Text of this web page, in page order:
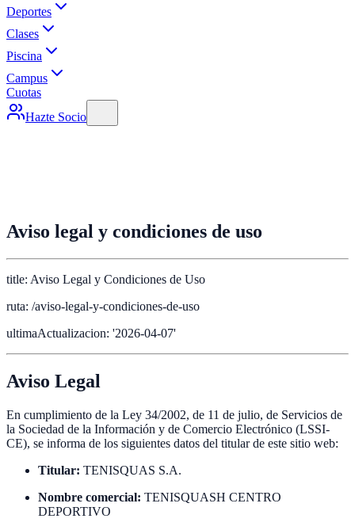
Deportes
Clases
Piscina
Campus
Cuotas
Hazte Socio
Aviso legal y condiciones de uso
title: Aviso Legal y Condiciones de Uso
ruta: /aviso-legal-y-condiciones-de-uso
ultimaActualizacion: '2026-04-07'
Aviso Legal
En cumplimiento de la Ley 34/2002, de 11 de julio, de Servicios de
la Sociedad de la Información y de Comercio Electrónico (LSSI-
CE), se informa de los siguientes datos del titular de este sitio web:
Titular: TENISQUAS S.A.
Nombre comercial: TENISQUASH CENTRO
DEPORTIVO